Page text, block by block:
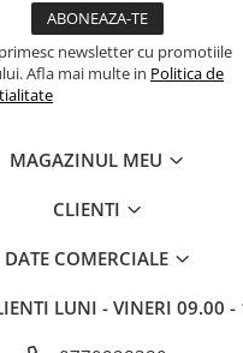
Extendere
newsletter cu promotiile
Afla mai multe in Politica de
MAGAZINUL MEU
CLIENTI
DATE COMERCIALE
LUNI - VINERI 09.00 -